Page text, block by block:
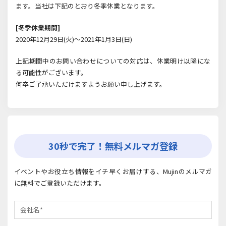
ます。当社は下記のとおり冬季休業となります。
[冬季休業期間]
2020年12月29日(火)～2021年1月3日(日)
上記期間中のお問い合わせについての対応は、休業明け以降にな
る可能性がございます。
何卒ご了承いただけますようお願い申し上げます。
30秒で完了！無料メルマガ登録
イベントやお役立ち情報をイチ早くお届けする、Mujinのメルマガ
に無料でご登録いただけます。